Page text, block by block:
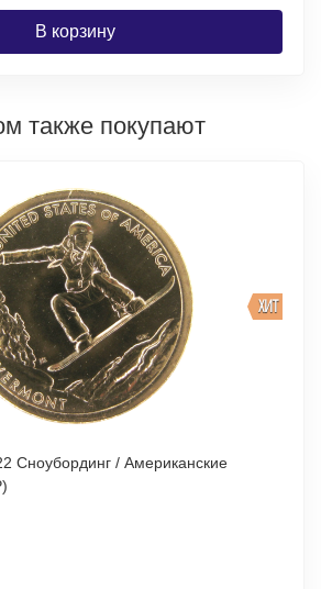
В корзину
также покупают
ХИТ
Сноубординг / Американские